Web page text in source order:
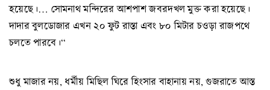
হয়েছে।… সোমনাথ মন্দিরের আশপাশ জবরদখল মুক্ত করা হয়েছে।
দাদার বুলডোজার এখন ২০ ফুট রাস্তা এবং ৮০ মিটার চওড়া রাজপথে
চলতে পারবে।“
শুধু মাজার নয়, ধর্মীয় মিছিল ঘিরে হিংসার বাহানায় নয়, গুজরাতে আস্ত